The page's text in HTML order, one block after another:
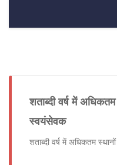
शताब्दी वर्ष में
स्वयंसेवक
शताब्दी वर्ष में अधिकतम